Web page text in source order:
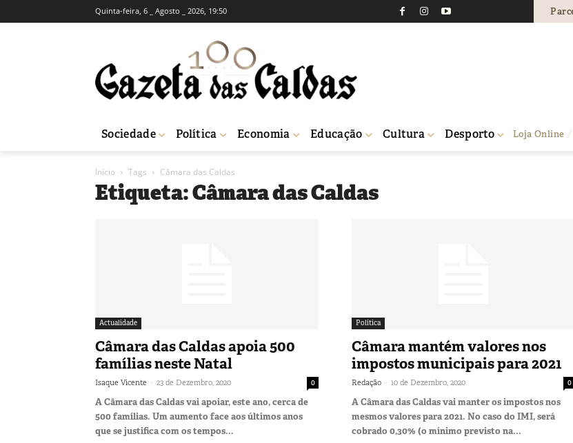
Quinta-feira, 6 _ Agosto _ 2026, 19:50
Sociedade Política Economia Educação Cultura Desporto Loja Online
Início Tags Câmara das Caldas
Etiqueta: Câmara das Caldas
Actualidade
Câmara das Caldas apoia 500
famílias neste Natal
Isaque Vicente - 23 de Dezembro, 2020 0
A Câmara das Caldas vai apoiar, este ano, cerca de
500 famílias. Um aumento face aos últimos anos
que se justifica com os tempos...
Política
Câmara mantém valores nos
impostos municipais para 2021
Redação - 10 de Dezembro, 2020 0
A Câmara das Caldas vai manter os impostos nos
mesmos valores para 2021. No caso do IMI, será
cobrado 0,30% (o mínimo previsto na...